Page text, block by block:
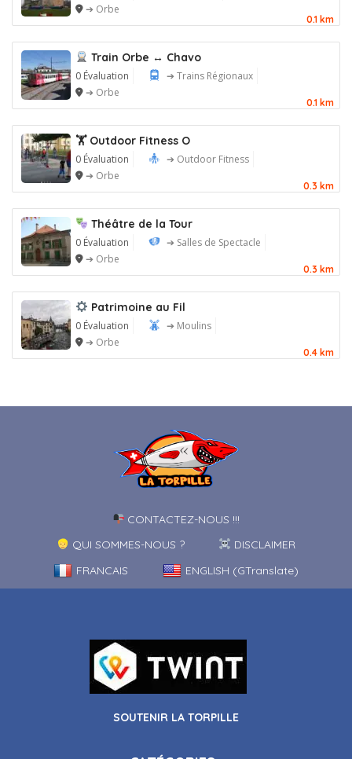
➔ Orbe
0.1 km
Train Orbe ↔ Chavo
0 Évaluation
➔ Trains Régionaux
➔ Orbe
0.1 km
🏋️ Outdoor Fitness O
0 Évaluation
➔ Outdoor Fitness
➔ Orbe
0.3 km
Théâtre de la Tour
0 Évaluation
➔ Salles de Spectacle
➔ Orbe
0.3 km
Patrimoine au Fil
0 Évaluation
➔ Moulins
➔ Orbe
0.4 km
CONTACTEZ-NOUS !!!
QUI SOMMES-NOUS ?
DISCLAIMER
FRANCAIS
ENGLISH (GTranslate)
SOUTENIR LA TORPILLE